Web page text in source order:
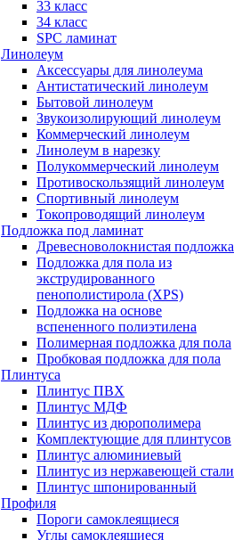
33 класс
34 класс
SPC ламинат
Линолеум
Аксессуары для линолеума
Антистатический линолеум
Бытовой линолеум
Звукоизолирующий линолеум
Коммерческий линолеум
Линолеум в нарезку
Полукоммерческий линолеум
Противоскользящий линолеум
Спортивный линолеум
Токопроводящий линолеум
Подложка под ламинат
Древесноволокнистая подложка
Подложка для пола из
экструдированного
пенополистирола (XPS)
Подложка на основе
вспененного полиэтилена
Полимерная подложка для пола
Пробковая подложка для пола
Плинтуса
Плинтус ПВХ
Плинтус МДФ
Плинтус из дюрополимера
Комплектующие для плинтусов
Плинтус алюминиевый
Плинтус из нержавеющей стали
Плинтус шпонированный
Профиля
Пороги самоклеящиеся
Углы самоклеящиеся